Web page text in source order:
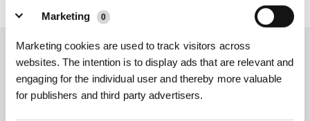
Marketing 0
Marketing cookies are used to track visitors across
websites. The intention is to display ads that are relevant and
engaging for the individual user and thereby more valuable
for publishers and third party advertisers.
Obtenez les dernières nouvelles d'ECOVACS
SOUMETTRE